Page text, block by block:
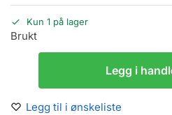
Kun 1 på lager
Brukt
Legg i
Legg til i ønskeliste